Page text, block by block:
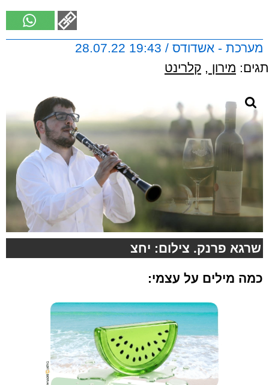
מערכת - אשדודס / 19:43 28.07.22
תגים: מירון , קלרינט
שרגא פרנק. צילום: יחצ
כמה מילים על עצמי: